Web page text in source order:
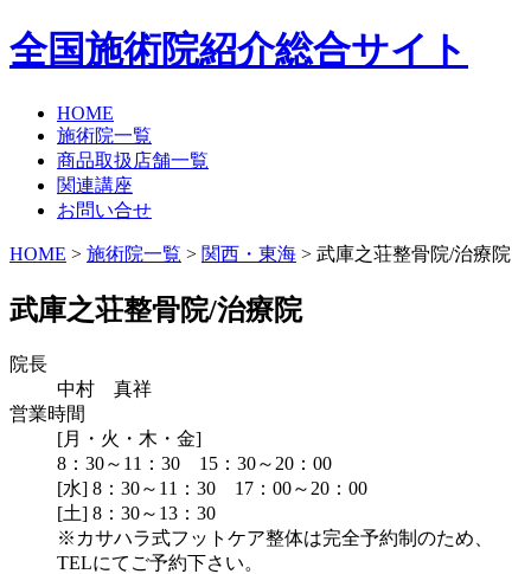
全国施術院紹介総合サイト
HOME
施術院一覧
商品取扱店舗一覧
関連講座
お問い合せ
HOME > 施術院一覧 > 関西・東海 > 武庫之荘整骨院/治療院
武庫之荘整骨院/治療院
院長
中村 真祥
営業時間
[月・火・木・金]
8：30～11：30 15：30～20：00
[水] 8：30～11：30 17：00～20：00
[土] 8：30～13：30
※カサハラ式フットケア整体は完全予約制のため、
TELにてご予約下さい。